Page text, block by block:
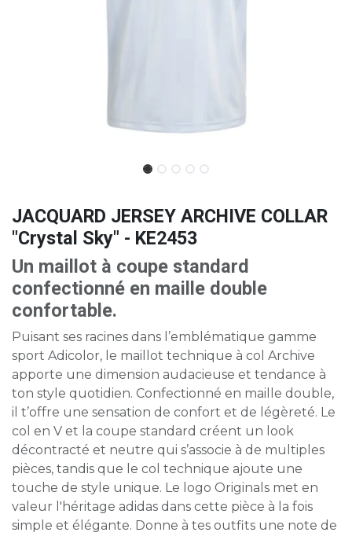
JACQUARD JERSEY ARCHIVE COLLAR
"Crystal Sky" - KE2453
Un maillot à coupe standard
confectionné en maille double
confortable.
Puisant ses racines dans l’emblématique gamme
sport Adicolor, le maillot technique à col Archive
apporte une dimension audacieuse et tendance à
ton style quotidien. Confectionné en maille double,
il t’offre une sensation de confort et de légèreté. Le
col en V et la coupe standard créent un look
décontracté et neutre qui s’associe à de multiples
pièces, tandis que le col technique ajoute une
touche de style unique. Le logo Originals met en
valeur l'héritage adidas dans cette pièce à la fois
simple et élégante. Donne à tes outfits une note de